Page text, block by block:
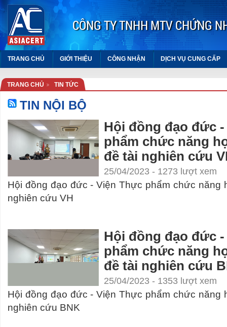
CÔNG TY TNHH MTV CHỨNG
TRANG CHỦ GIỚI THIỆU CÔNG NHẬN DỊCH VỤ CUNG CẤP
TRANG CHỦ TIN TỨC
TIN NỘI BỘ
Hội đồng đạo đức
phẩm chức năng
đề tài nghiên cứu
25/04/2023 - 1273 lượt xem
Hội đồng đạo đức - Viện Thực phẩm chức năng
nghiên cứu VH
Hội đồng đạo đức
phẩm chức năng
đề tài nghiên cứu
25/04/2023 - 1353 lượt xem
Hội đồng đạo đức - Viện Thực phẩm chức năng
nghiên cứu BNK
ASEAN
Cục An toàn thực phẩm
Hiệp hội thực phẩm chức năng
VIỆN THỰC PHẨM CHỨC
NĂNG